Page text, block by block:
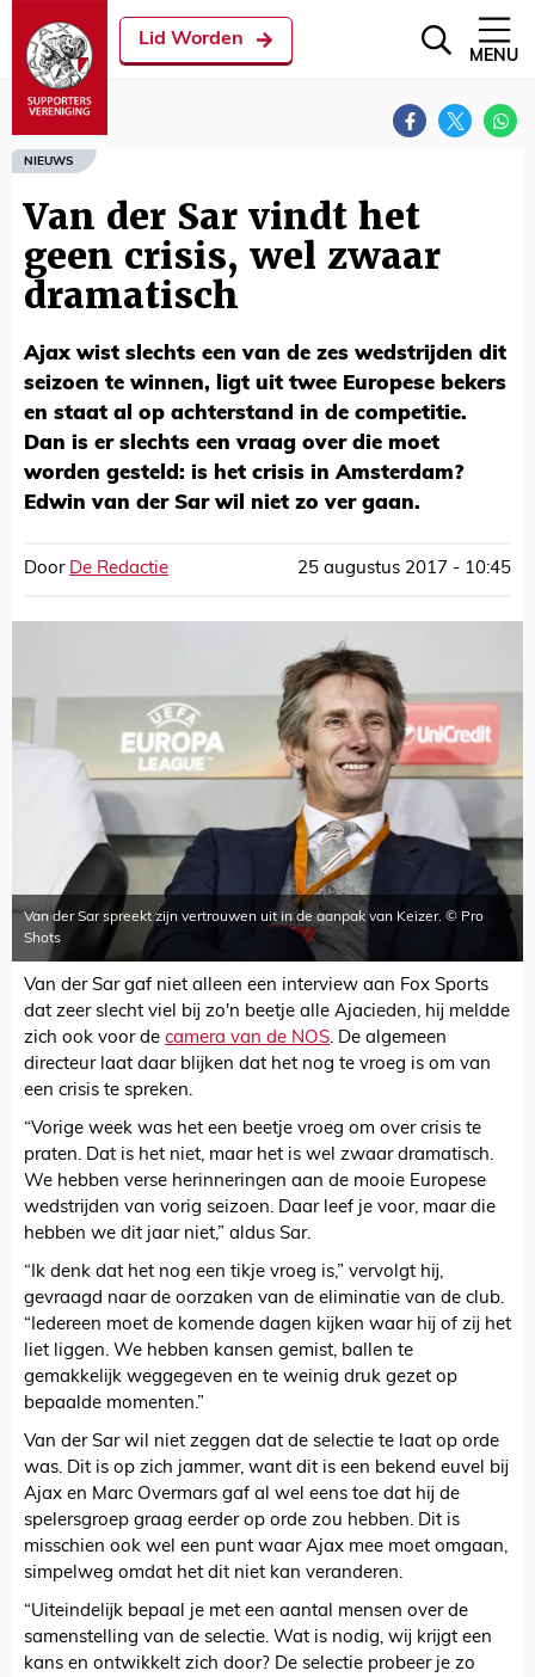
Lid Worden
MENU
NIEUWS
Van der Sar vindt het
geen crisis, wel zwaar
dramatisch
Ajax wist slechts een van de zes wedstrijden dit
seizoen te winnen, ligt uit twee Europese bekers
en staat al op achterstand in de competitie.
Dan is er slechts een vraag over die moet
worden gesteld: is het crisis in Amsterdam?
Edwin van der Sar wil niet zo ver gaan.
Door De Redactie 25 augustus 2017 - 10:45
Van der Sar spreekt zijn vertrouwen uit in de aanpak van Keizer. © Pro
Shots
Van der Sar gaf niet alleen een interview aan Fox Sports
dat zeer slecht viel bij zo'n beetje alle Ajacieden, hij meldde
zich ook voor de camera van de NOS. De algemeen
directeur laat daar blijken dat het nog te vroeg is om van
een crisis te spreken.
“Vorige week was het een beetje vroeg om over crisis te
praten. Dat is het niet, maar het is wel zwaar dramatisch.
We hebben verse herinneringen aan de mooie Europese
wedstrijden van vorig seizoen. Daar leef je voor, maar die
hebben we dit jaar niet,” aldus Sar.
“Ik denk dat het nog een tikje vroeg is,” vervolgt hij,
gevraagd naar de oorzaken van de eliminatie van de club.
“Iedereen moet de komende dagen kijken waar hij of zij het
liet liggen. We hebben kansen gemist, ballen te
gemakkelijk weggegeven en te weinig druk gezet op
bepaalde momenten.”
Van der Sar wil niet zeggen dat de selectie te laat op orde
was. Dit is op zich jammer, want dit is een bekend euvel bij
Ajax en Marc Overmars gaf al wel eens toe dat hij de
spelersgroep graag eerder op orde zou hebben. Dit is
misschien ook wel een punt waar Ajax mee moet omgaan,
simpelweg omdat het dit niet kan veranderen.
“Uiteindelijk bepaal je met een aantal mensen over de
samenstelling van de selectie. Wat is nodig, wij krijgt een
kans en ontwikkelt zich door? De selectie probeer je zo